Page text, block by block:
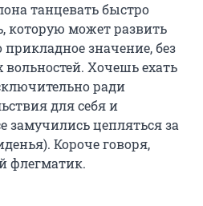
танцевать быстро
которую может развить
прикладное значение, без
Хочешь ехать
ради
для себя и
замучились цепляться за
Короче говоря,
флегматик.